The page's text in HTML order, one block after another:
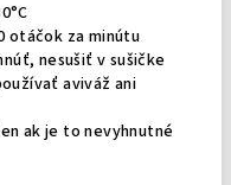
otáčok za minútu
nesušiť v sušičke
aviváž ani
ak je to nevyhnutné